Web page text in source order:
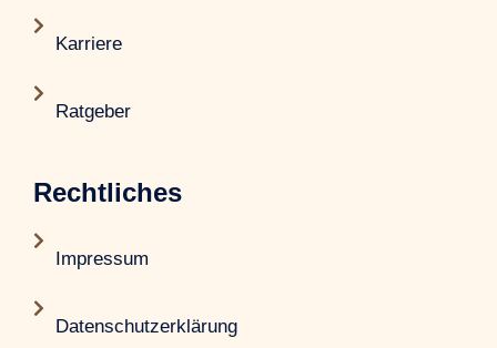

Karriere

Ratgeber
Rechtliches

Impressum

Datenschutzerklärung